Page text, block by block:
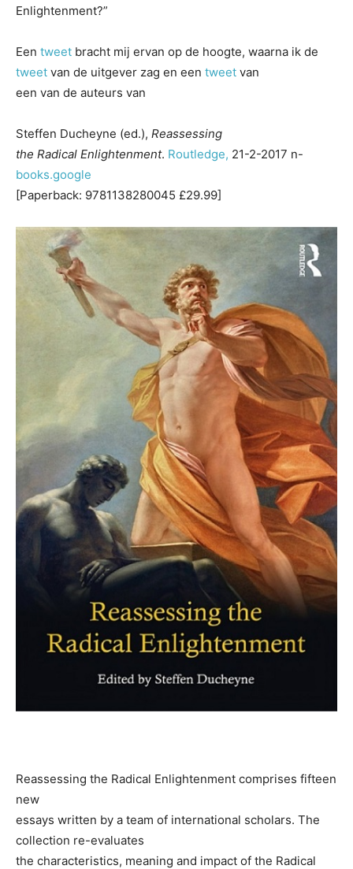
Enlightenment?”
Een tweet bracht mij ervan op de hoogte, waarna ik de
tweet van de uitgever zag en een tweet van
een van de auteurs van
Steffen Ducheyne (ed.), Reassessing
the Radical Enlightenment. Routledge, 21-2-2017 n-
books.google
[Paperback: 9781138280045 £29.99]
Reassessing the Radical Enlightenment comprises fifteen
new
essays written by a team of international scholars. The
collection re-evaluates
the characteristics, meaning and impact of the Radical